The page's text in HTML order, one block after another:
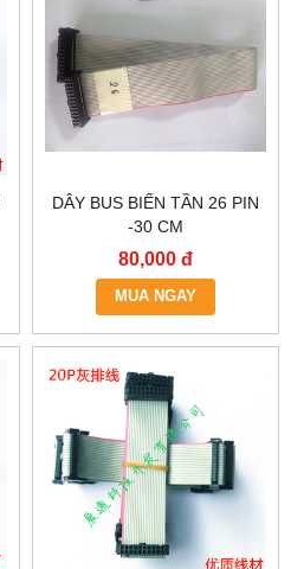
DÂY BUS BIẾN TẦN 26 PIN
-30 CM
80,000 đ
MUA NGAY